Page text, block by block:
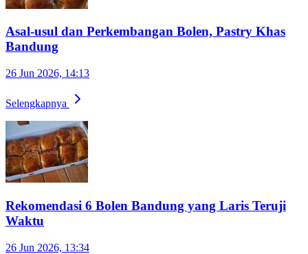
Asal-usul dan Perkembangan Bolen, Pastry Khas
Bandung
26 Jun 2026, 14:13
Selengkapnya
Rekomendasi 6 Bolen Bandung yang Laris Teruji
Waktu
26 Jun 2026, 13:34